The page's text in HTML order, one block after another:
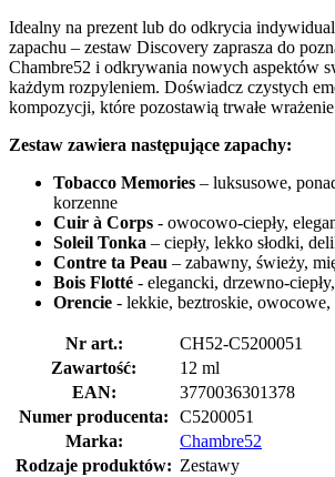
Idealny na prezent lub do odkrycia
zapachu – zestaw Discovery zaprasza do
Chambre52 i odkrywania nowych aspektów
każdym rozpyleniem. Doświadcz czystych
kompozycji, które pozostawią trwałe
Zestaw zawiera następujące zapachy:
Tobacco Memories – luksusowe,
korzenne
Cuir à Corps - owocowo-ciepły,
Soleil Tonka – ciepły, lekko słodki,
Contre ta Peau – zabawny, świeży,
Bois Flotté - elegancki, drzewno-
Orencie - lekkie, beztroskie, owocowe,
Nr art.:
CH52-C5200051
Zawartość:
12 ml
EAN:
3770036301378
Numer producenta:
C5200051
Marka:
Chambre52
Rodzaje produktów: Zestawy